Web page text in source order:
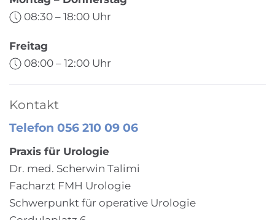
08:30 – 18:00 Uhr
Freitag
08:00 – 12:00 Uhr
Kontakt
Telefon 056 210 09 06
Praxis für Urologie
Dr. med. Scherwin Talimi
Facharzt FMH Urologie
Schwerpunkt für operative Urologie